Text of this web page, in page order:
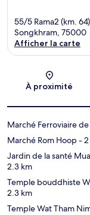
55/5 Rama2 (km.
Songkhram, 75000
Afficher la carte
À proximité
Marché Ferroviaire
Marché Rom Hoop-
Jardin de la santé
2.3 km
Temple bouddhiste
2.3 km
Temple Wat Tham